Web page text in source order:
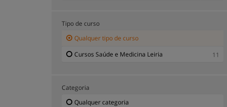
Tipo de curso
Qualquer tipo de curso
Cursos Saúde e Medicina Leiria
11
Categoria
Qualquer categoria